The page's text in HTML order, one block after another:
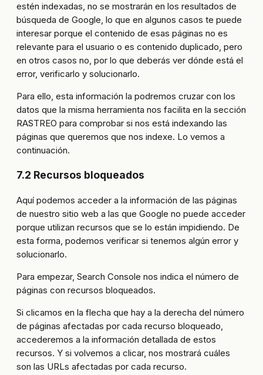
estén indexadas, no se mostrarán en los resultados de
búsqueda de Google, lo que en algunos casos te puede
interesar porque el contenido de esas páginas no es
relevante para el usuario o es contenido duplicado, pero
en otros casos no, por lo que deberás ver dónde está el
error, verificarlo y solucionarlo.
Para ello, esta información la podremos cruzar con los
datos que la misma herramienta nos facilita en la sección
RASTREO para comprobar si nos está indexando las
páginas que queremos que nos indexe. Lo vemos a
continuación.
7.2 Recursos bloqueados
Aquí podemos acceder a la información de las páginas
de nuestro sitio web a las que Google no puede acceder
porque utilizan recursos que se lo están impidiendo. De
esta forma, podemos verificar si tenemos algún error y
solucionarlo.
Para empezar, Search Console nos indica el número de
páginas con recursos bloqueados.
Si clicamos en la flecha que hay a la derecha del número
de páginas afectadas por cada recurso bloqueado,
accederemos a la información detallada de estos
recursos. Y si volvemos a clicar, nos mostrará cuáles
son las URLs afectadas por cada recurso.